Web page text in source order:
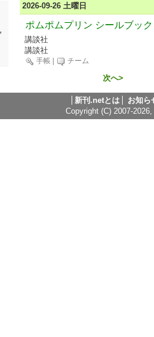
2026-09-26 土曜日
ポムポムプリン シールブッ
講談社
講談社
手帳 チーム
次へ>
新刊.netとは
お知ら
Copyright (C) 2007-2026,